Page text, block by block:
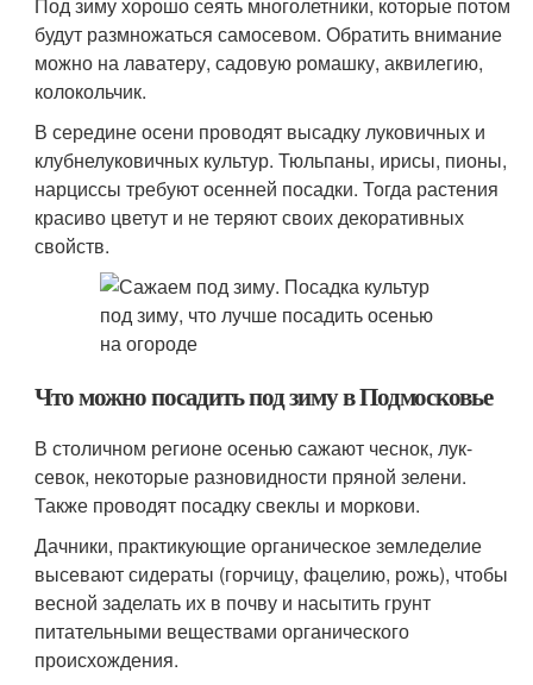
будут размножаться самосевом. Обратить внимание
можно на лаватеру, садовую ромашку, аквилегию,
колокольчик.
В середине осени проводят высадку луковичных и
клубнелуковичных культур. Тюльпаны, ирисы, пионы,
нарциссы требуют осенней посадки. Тогда растения
красиво цветут и не теряют своих декоративных
свойств.
Что можно посадить под зиму в Подмосковье
В столичном регионе осенью сажают чеснок, лук-
севок, некоторые разновидности пряной зелени.
Также проводят посадку свеклы и моркови.
Дачники, практикующие органическое земледелие
высевают сидераты (горчицу, фацелию, рожь), чтобы
весной заделать их в почву и насытить грунт
питательными веществами органического
происхождения.